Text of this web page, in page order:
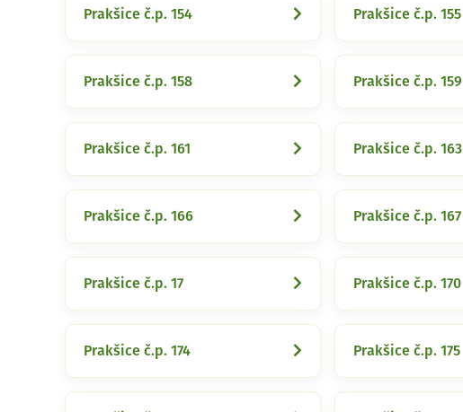
Prakšice č.p. 154 Prakšice č.p. 155
Prakšice č.p. 158 Prakšice č.p. 159
Prakšice č.p. 161 Prakšice č.p. 163
Prakšice č.p. 166 Prakšice č.p. 167
Prakšice č.p. 17 Prakšice č.p. 170
Prakšice č.p. 174 Prakšice č.p. 175